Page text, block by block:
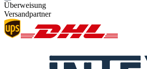
Überweisung
Versandpartner